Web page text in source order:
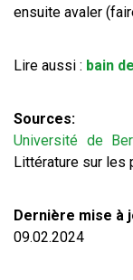
ensuite avaler
Lire aussi : bain
Sources:
Université de
Littérature sur les
Dernière mise à
09.02.2024